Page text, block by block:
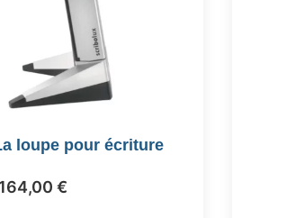
loupe pour écriture
164,00 €